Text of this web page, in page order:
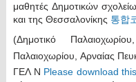
μαθητές Δημοτικών
και της Θεσσαλονίκης 통합
(Δημοτικό
Παλαιοχωρίου, Αρναίας
ΓΕΛ Ν Please download this